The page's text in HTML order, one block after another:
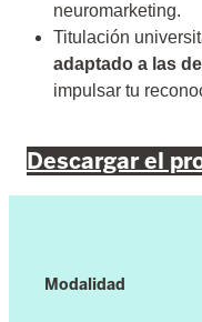
neuromarketing.
Titulación
adaptado a las
impulsar tu
Descargar el
Modalidad